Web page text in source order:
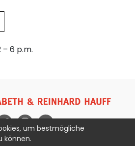
– 6 p.m.
um bestmögliche
können.